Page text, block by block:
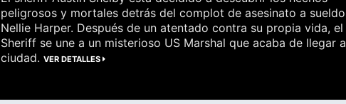
peligrosos y mortales detrás del complot de asesinato a
Nellie Harper. Después de un atentado contra su propia vida, el
Sheriff se une a un misterioso US Marshal que acaba de llegar
ciudad.VER DETALLES